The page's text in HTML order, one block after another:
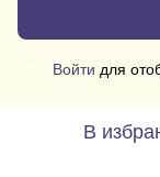
Войти для
В